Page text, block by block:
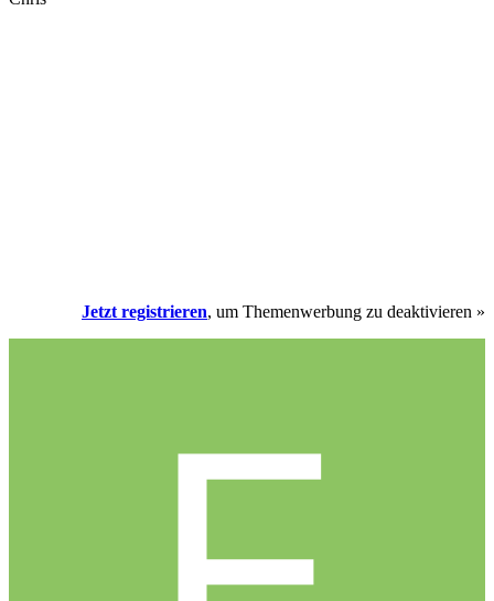
Jetzt registrieren, um Themenwerbung zu deaktivieren »